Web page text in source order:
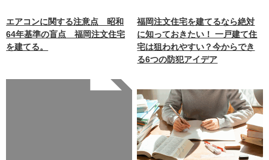
エアコンに関する注意点 昭和
64年基準の盲点 福岡注文住宅
を建てる。
福岡注文住宅を建てるなら絶対
に知っておきたい！ 一戸建て住
宅は狙われやすい？今からでき
る6つの防犯アイデア